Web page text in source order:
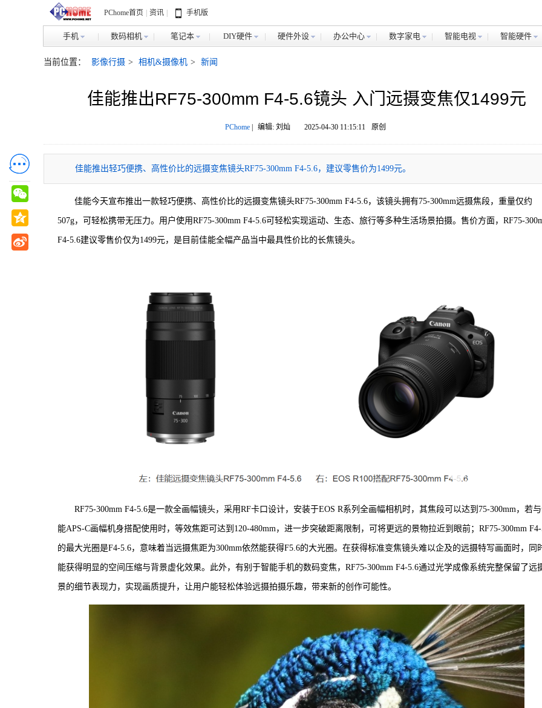
PChome首页 资讯 手机版
手机 数码相机 笔记本 DIY硬件 硬件外设 办公中心 数字家电 智能电视 智能硬件
当前位置： 影像行摄 > 相机&摄像机 > 新闻
佳能推出RF75-300mm F4-5.6镜头 入门远摄变焦仅1499元
PChome| 编辑: 刘灿 2025-04-30 11:15:11 原创
佳能推出轻巧便携、高性价比的远摄变焦镜头RF75-300mm F4-5.6，建议零售价为1499元。
佳能今天宣布推出一款轻巧便携、高性价比的远摄变焦镜头RF75-300mm F4-5.6，该镜头拥有75-300mm远摄焦段，重量仅约
507g，可轻松携带无压力。用户使用RF75-300mm F4-5.6可轻松实现运动、生态、旅行等多种生活场景拍摄。售价方面，RF75-
F4-5.6建议零售价仅为1499元，是目前佳能全幅产品当中最具性价比的长焦镜头。
RF75-300mm F4-5.6是一款全画幅镜头，采用RF卡口设计，安装于EOS R系列全画幅相机时，其焦段可以达到75-300mm，若
能APS-C画幅机身搭配使用时，等效焦距可达到120-480mm，进一步突破距离限制，可将更远的景物拉近到眼前；RF75-300mm
的最大光圈是F4-5.6，意味着当远摄焦距为300mm依然能获得F5.6的大光圈。在获得标准变焦镜头难以企及的远摄特写画面时，同
能获得明显的空间压缩与背景虚化效果。此外，有别于智能手机的数码变焦，RF75-300mm F4-5.6通过光学成像系统完整保留了远
景的细节表现力，实现画质提升，让用户能轻松体验远摄拍摄乐趣，带来新的创作可能性。